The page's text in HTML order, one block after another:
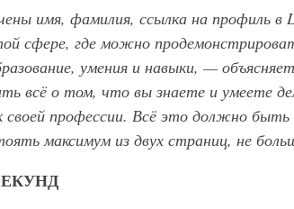
имя, фамилия, ссылка на профиль в
сфере, где можно
умения и навыки, —
всё о том, что вы знаете и умеете
профессии. Всё это должно быть
максимум из двух страниц, не
В